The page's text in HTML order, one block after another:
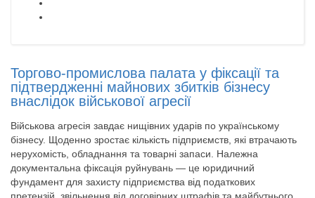
Торгово-промислова палата у фіксації та
підтвердженні майнових збитків бізнесу
внаслідок військової агресії
Військова агресія завдає нищівних ударів по українському
бізнесу. Щоденно зростає кількість підприємств, які втрачають
нерухомість, обладнання та товарні запаси. Належна
документальна фіксація руйнувань — це юридичний
фундамент для захисту підприємства від податкових
претензій, звільнення від договірних штрафів та майбутнього